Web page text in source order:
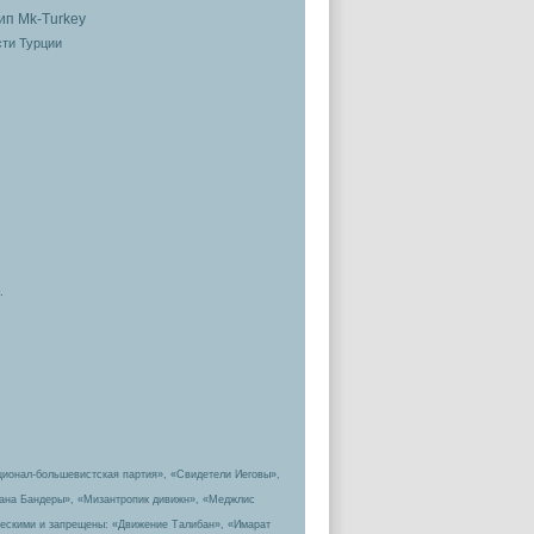
Турции
большевистская партия», «Свидетели Иеговы»,
Бандеры», «Мизантропик дивижн», «Меджлис
и запрещены: «Движение Талибан», «Имарат